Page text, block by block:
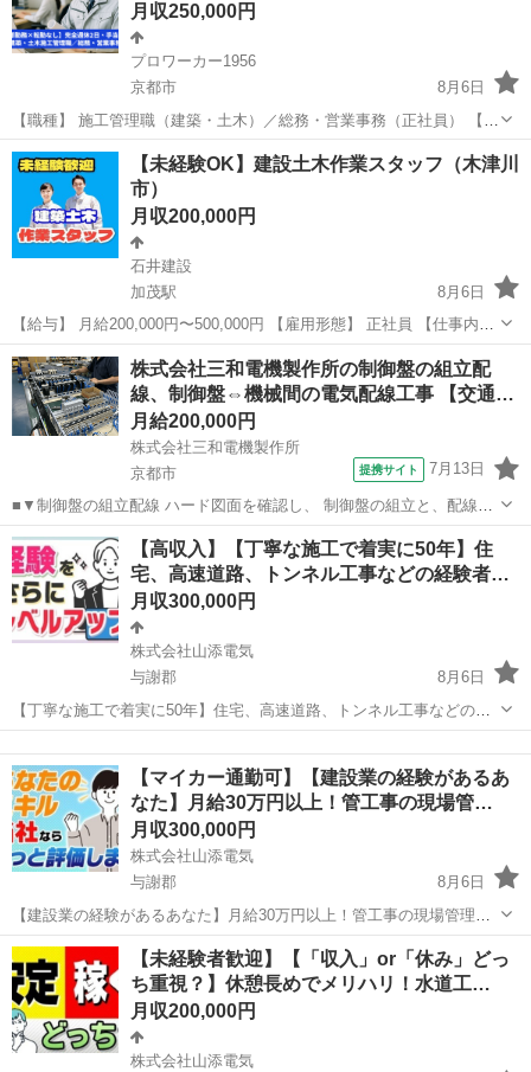
月収250,000円
プロワーカー1956
京都市
8月6日
【職種】 施工管理職（建築・土木）／総務・営業事務（正社員） 【雇
用形態】 正社員（雇用期間の定めなし） ※派遣・請負ではありません
【仕事内容】 ＜施工管理職＞ ・基本計画、現地調査、提案図書作成、
プ...
京都 京都市 その他 社会保険
【未経験OK】建設土木作業スタッフ（木津川
市）
月収200,000円
石井建設
加茂駅
8月6日
【給与】 月給200,000円〜500,000円 【雇用形態】 正社員 【仕事内容
及びアピールポイント】 木津川市公共工事から民間土木全般、ハウス
メーカーの造成、外構等のお仕事です。 他にも京都府南に位置...
京都 木津川市 加茂駅 その他
株式会社三和電機製作所の制御盤の組立配
線、制御盤⇔機械間の電気配線工事 【交通…
月給200,000円
株式会社三和電機製作所
京都市
提携サイト 7月13日
■▼制御盤の組立配線 ハード図面を確認し、 制御盤の組立と、配線作
業を行います。 ▼制御盤・機械間の電気配線工事 完成した制御盤と機
械をつなぐ作業です。 モーターやセンサー、電磁バルブなどの電気工
事を行います。 ★基礎の基...
京都 京都市 鳶職
【高収入】【丁寧な施工で着実に50年】住
宅、高速道路、トンネル工事などの経験者…
月収300,000円
株式会社山添電気
与謝郡
8月6日
【丁寧な施工で着実に50年】住宅、高速道路、トンネル工事などの経
験者探しています 【応募先企業名】株式会社山添電気 【雇用形態】正
社員 【職種】施工管理関連 【応募資格】 ・日本語ネイティブレベル
の方に限る【仕事内容】 【...【マイカー通勤可】【建設業の経験があるあ
なた】月給30万円以上！管工事の現場管…
月収300,000円
株式会社山添電気
与謝郡
8月6日
【建設業の経験があるあなた】月給30万円以上！管工事の現場管理者
【応募先企業名】株式会社山添電気 【雇用形態】正社員 【職種】施工
管理関連 【応募資格】 ・日本語ネイティブレベルの方に限る ・【こ
んな方も大歓迎】 ■Uタ...
京都 与謝郡 施工管理
【未経験者歓迎】【「収入」or「休み」どっ
ち重視？】休憩長めでメリハリ！水道工…
月収200,000円
株式会社山添電気